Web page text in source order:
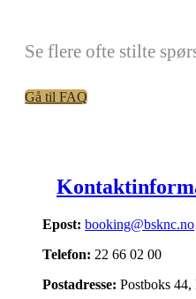
Se flere ofte stilte
Gå til FAQ
Epost: booking@bsknc.no
Telefon: 22 66 02 00
Postadresse: Postboks